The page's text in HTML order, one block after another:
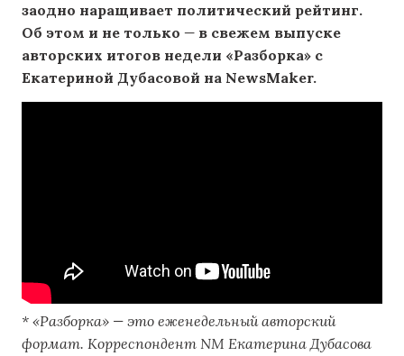
заодно наращивает политический рейтинг.
Об этом и не только — в свежем выпуске
авторских итогов недели «Разборка» с
Екатериной Дубасовой на NewsMaker.
* «Разборка» — это еженедельный авторский
формат. Корреспондент NM Екатерина Дубасова